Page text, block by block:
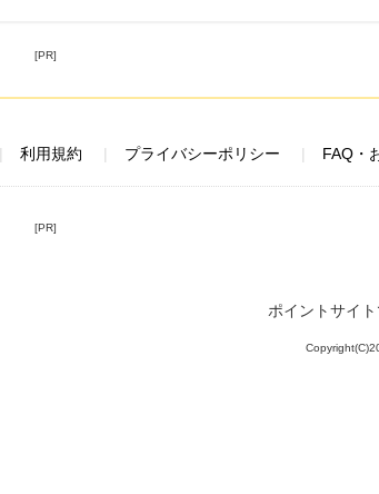
[PR]
利用規約 プライバシーポリシー FAQ・
[PR]
ポイントサイ